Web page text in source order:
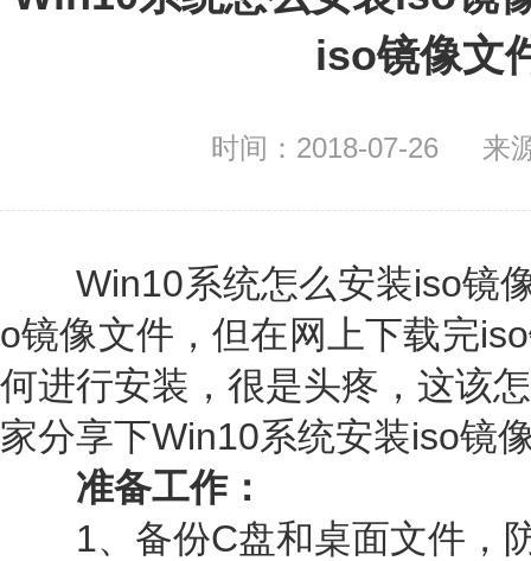
iso镜像文
时间：2018-07-26 来
Win10系统怎么安装iso镜
o镜像文件，但在网上下载完
何进行安装，很是头疼，这该
家分享下Win10系统安装iso镜
准备工作：
1、备份C盘和桌面文件，